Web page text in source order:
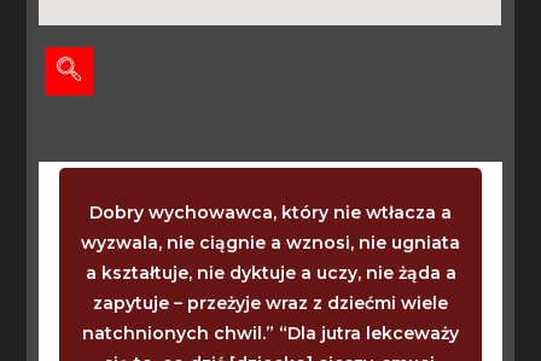
Dobry wychowawca, który nie wtłacza a
wyzwala, nie ciągnie a wznosi, nie ugniata
a kształtuje, nie dyktuje a uczy, nie żąda a
zapytuje – przeżyje wraz z dziećmi wiele
natchnionych chwil.” “Dla jutra lekceważy